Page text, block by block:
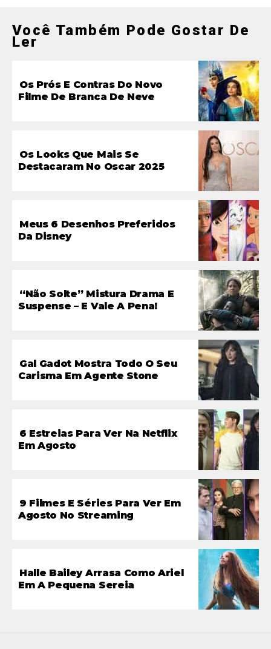
Você Também Pode Gostar De
Ler
Os Prós E Contras Do Novo
Filme De Branca De Neve
Os Looks Que Mais Se
Destacaram No Oscar 2025
Meus 6 Desenhos Preferidos
Da Disney
“Não Solte” Mistura Drama E
Suspense – E Vale A Pena!
Gal Gadot Mostra Todo O Seu
Carisma Em Agente Stone
6 Estreias Para Ver Na Netflix
Em Agosto
9 Filmes E Séries Para Ver Em
Agosto No Streaming
Halle Bailey Arrasa Como Ariel
Em A Pequena Sereia